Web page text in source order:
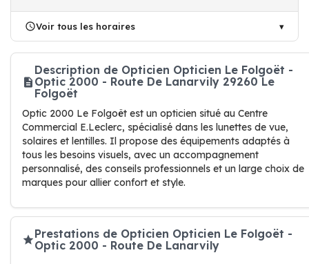
Voir tous les horaires
Description de Opticien Opticien Le Folgoët -
Optic 2000 - Route De Lanarvily 29260 Le
Folgoët
Optic 2000 Le Folgoët est un opticien situé au Centre
Commercial E.Leclerc, spécialisé dans les lunettes de vue,
solaires et lentilles. Il propose des équipements adaptés à
tous les besoins visuels, avec un accompagnement
personnalisé, des conseils professionnels et un large choix de
marques pour allier confort et style.
Prestations de Opticien Opticien Le Folgoët -
Optic 2000 - Route De Lanarvily